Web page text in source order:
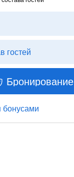
гостей
Бронирование
бонусами